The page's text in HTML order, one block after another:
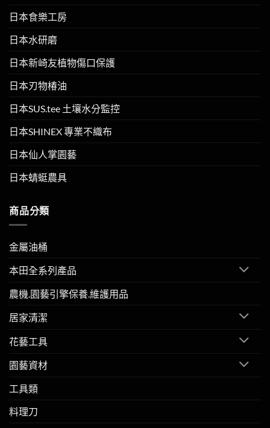
日本食樂工房
日本水研磨
日本新崎友植物傷口保護
日本刃物椿油
日本SUS.tee 土壤水分監控
日本SHINEX 專業不織布
日本仙人掌園藝
日本蜻蜓農具
商品分類
金屬油桶
本田全系列產品
農機.園藝引擎保養.維護用品
居家清潔
花藝工具
園藝資材
工具類
料理刀